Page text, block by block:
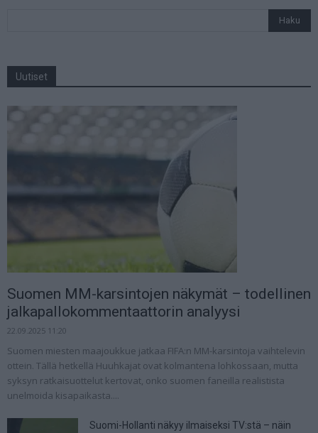
Uutiset
Suomen MM-karsintojen näkymät – todellinen
jalkapallokommentaattorin analyysi
22.09.2025 11:20
Suomen miesten maajoukkue jatkaa FIFA:n MM-karsintoja vaihtelevin
ottein. Tällä hetkellä Huuhkajat ovat kolmantena lohkossaan, mutta
syksyn ratkaisuottelut kertovat, onko suomen faneilla realistista
unelmoida kisapaikasta....
Suomi-Hollanti näkyy ilmaiseksi TV:stä – näin